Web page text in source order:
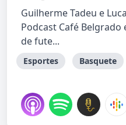
Guilherme Tadeu e
Podcast Café
de fute...
Esportes Basquete